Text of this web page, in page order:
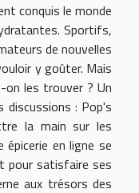
conquis le monde
Sportifs,
de nouvelles
y goûter. Mais
les trouver ? Un
discussions : Pop's
la main sur les
en ligne se
pour satisfaire ses
aux trésors des